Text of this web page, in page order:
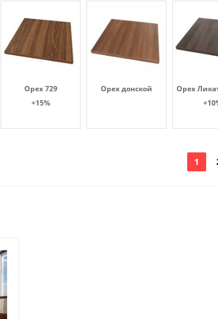
Орех 729
+15%
Орех донской
Орех
1